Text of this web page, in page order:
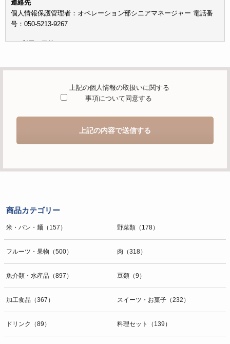
連絡先
個人情報保護管理者：オペレーション部シニアマネージャー 電話番
号：050-5213-9267
c）利用の目的
を適切に受け付け、当社が提供するサービスに関する情報を電子メー
d）個人情報を第三者に提供することが予定される場合の事項
情報を第三者に提供することはありません。
す。
的の通知・開示・内容の訂正・追加または削除・利用の停止・消去お
よび第三者への提供の停止（「開示等」といいます。）に応じます。
g）本人が個人情報を与えることの任意性及び当該情報を与えなかっ
た場合に本人に生じる結果
個人情報の提供は任意と致しますが、当社が依頼する情報の提供がな
い場合、内容が正確でない場合はサービスの提供やご対応等に支障を
きたす可能性がございますのでご了承下さい。
スログ、Cookie（クッキー）等を用いて管理しています。これらに
は、お客様のお名前、ご住所、電話番号、電子メールアドレスなど、
上記の個人情報の取扱いに関する
事項について同意する
上記の内容で送信する
商品カテゴリー
米・パン・麺（157） 野菜類（178）
フルーツ・果物（500） 肉（318）
魚介類・水産品（897） 豆類（9）
加工食品（367） スイーツ・お菓子（232）
ドリンク（89） 料理セット（139）